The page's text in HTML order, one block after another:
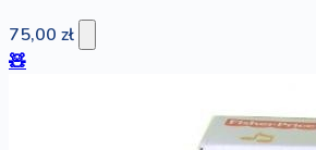
75,00 zł
🧸